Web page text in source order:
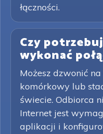
łączności.
Czy
wykonać
Możesz dzwonić
komórkowy lub
świecie. Odbiorca
Internet jest
aplikacji i